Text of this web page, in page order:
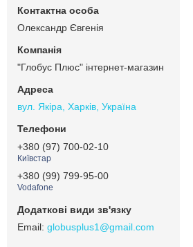
Олександр Євгенія
"Глобус Плюс" інтернет-магазин
вул. Якіра, Харків, Україна
+380 (97) 700-02-10
Київстар
+380 (99) 799-95-00
Vodafone
globusplus1@gmail.com